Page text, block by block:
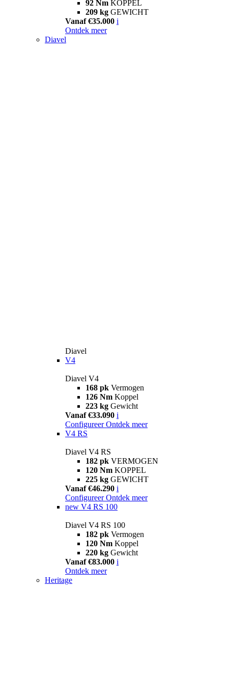
92 Nm KOPPEL
209 kg GEWICHT
Vanaf €35.000 i
Ontdek meer
Diavel
Diavel
V4
Diavel V4
168 pk Vermogen
126 Nm Koppel
223 kg Gewicht
Vanaf €33.090 i
Configureer Ontdek meer
V4 RS
Diavel V4 RS
182 pk VERMOGEN
120 Nm KOPPEL
225 kg GEWICHT
Vanaf €46.290 i
Configureer Ontdek meer
new V4 RS 100
Diavel V4 RS 100
182 pk Vermogen
120 Nm Koppel
220 kg Gewicht
Vanaf €83.000 i
Ontdek meer
Heritage